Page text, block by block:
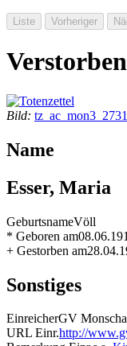
Bild:
Name
Esser, Maria
GeburtsnameVöll
* Geboren am
+ Gestorben am
Sonstiges
EinreicherGV
URL Einr.http://